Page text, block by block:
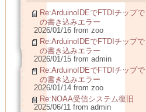
Re:ArduinoIDEでFTDIチップで
の書き込みエラー
2026/01/16 from zoo
Re:ArduinoIDEでFTDIチップで
の書き込みエラー
2026/01/15 from admin
Re:ArduinoIDEでFTDIチップで
の書き込みエラー
2026/01/14 from zoo
Re:NOAA受信システム復旧
2025/06/11 from admin